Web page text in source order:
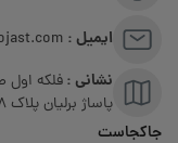
ایمیل :
نشانی :فلکه اول
پاساژ برلیان پلاک ۹۵۸طبقه 3 واحد 3
جاکجاست